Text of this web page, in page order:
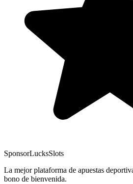
SponsorLucksSlots
La mejor plataforma de apuestas
bono de bienvenida.